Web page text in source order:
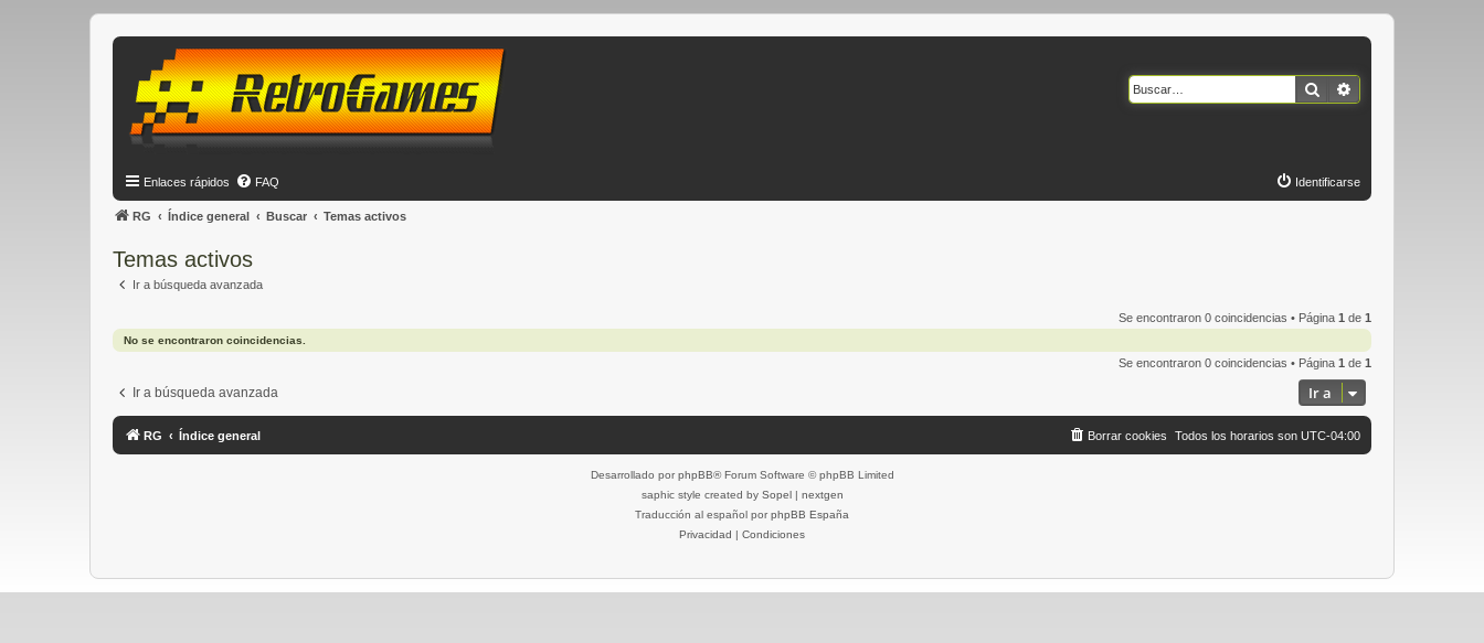
Buscar
Enlaces rápidos FAQ Identificarse
RG Índice general Buscar Temas activos
Temas activos
Ir a búsqueda avanzada
Se encontraron 0 coincidencias • Página 1 de 1
No se encontraron coincidencias.
Se encontraron 0 coincidencias • Página 1 de 1
Ir a búsqueda avanzada Ir a
RG Índice general Todos los horarios son UTC-04:00
Borrar cookies
Desarrollado por phpBB® Forum Software © phpBB Limited
saphic style created by Sopel| nextgen
Traducción al español por phpBB España
Privacidad | Condiciones